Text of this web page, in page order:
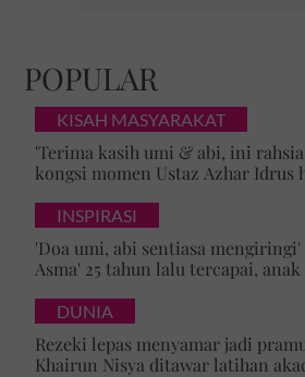
POPULAR
KISAH MASYARAKAT
'Terima kasih umi & abi, ini rahsia
kongsi momen Ustaz Azhar Idrus
INSPIRASI
'Doa umi, abi sentiasa
Asma' 25 tahun lalu tercapai,
DUNIA
Rezeki lepas menyamar jadi
Khairun Nisya ditawar latihan